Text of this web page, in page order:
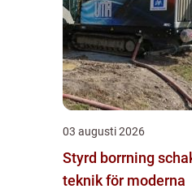
03 augusti 2026
Styrd borrning schaktfri
teknik för moderna